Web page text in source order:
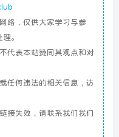
络，仅供大家学习与参
。
代表本站赞同其观点和对
任何违法的相关信息，访
接失效，请联系我们我们